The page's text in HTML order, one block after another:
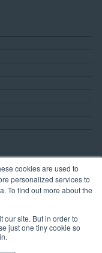
cookies are used to
personalized services to
To find out more about the
our site. But in order to
just one tiny cookie so